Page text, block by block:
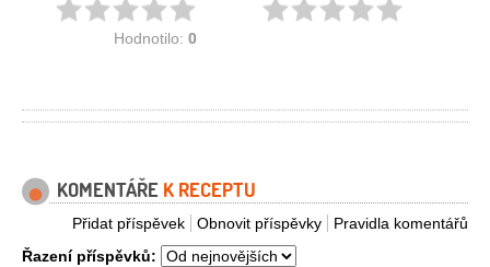
Hodnotilo: 0
KOMENTÁŘE K RECEPTU
Pravidla komentářů
Obnovit příspěvky
Přidat příspěvek
Řazení příspěvků: